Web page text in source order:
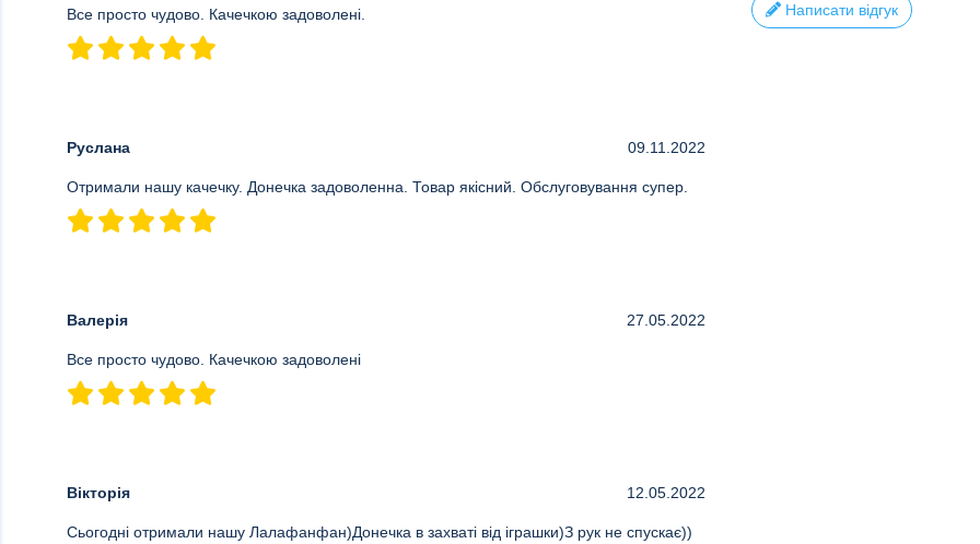
Все просто чудово. Качечкою задоволені.
Руслана 09.11.2022
Отримали нашу качечку. Донечка задоволенна. Товар якісний. Обслуговування супер.
Валерія 27.05.2022
Все просто чудово. Качечкою задоволені
Вікторія 12.05.2022
Сьогодні отримали нашу Лалафанфан)Донечка в захваті від іграшки)З рук не спускає))
Написати відгук